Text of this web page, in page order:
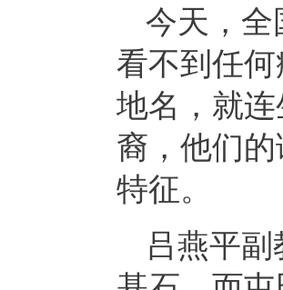
今天，全
看不到任
地名，就
裔，他们
特征。
吕燕平